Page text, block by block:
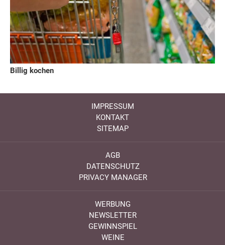
Billig kochen
IMPRESSUM
KONTAKT
SITEMAP
AGB
DATENSCHUTZ
PRIVACY MANAGER
WERBUNG
NEWSLETTER
GEWINNSPIEL
WEINE